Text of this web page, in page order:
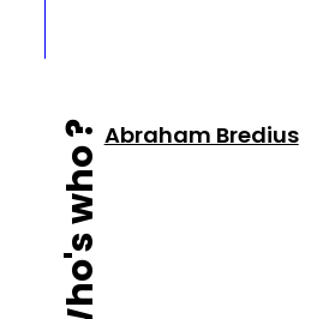
Who's who ? Abraham Bredius